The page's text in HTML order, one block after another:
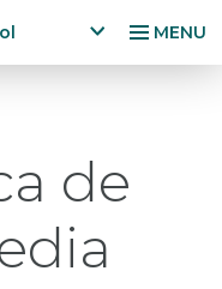
MENU
x
d
la
g
u
de